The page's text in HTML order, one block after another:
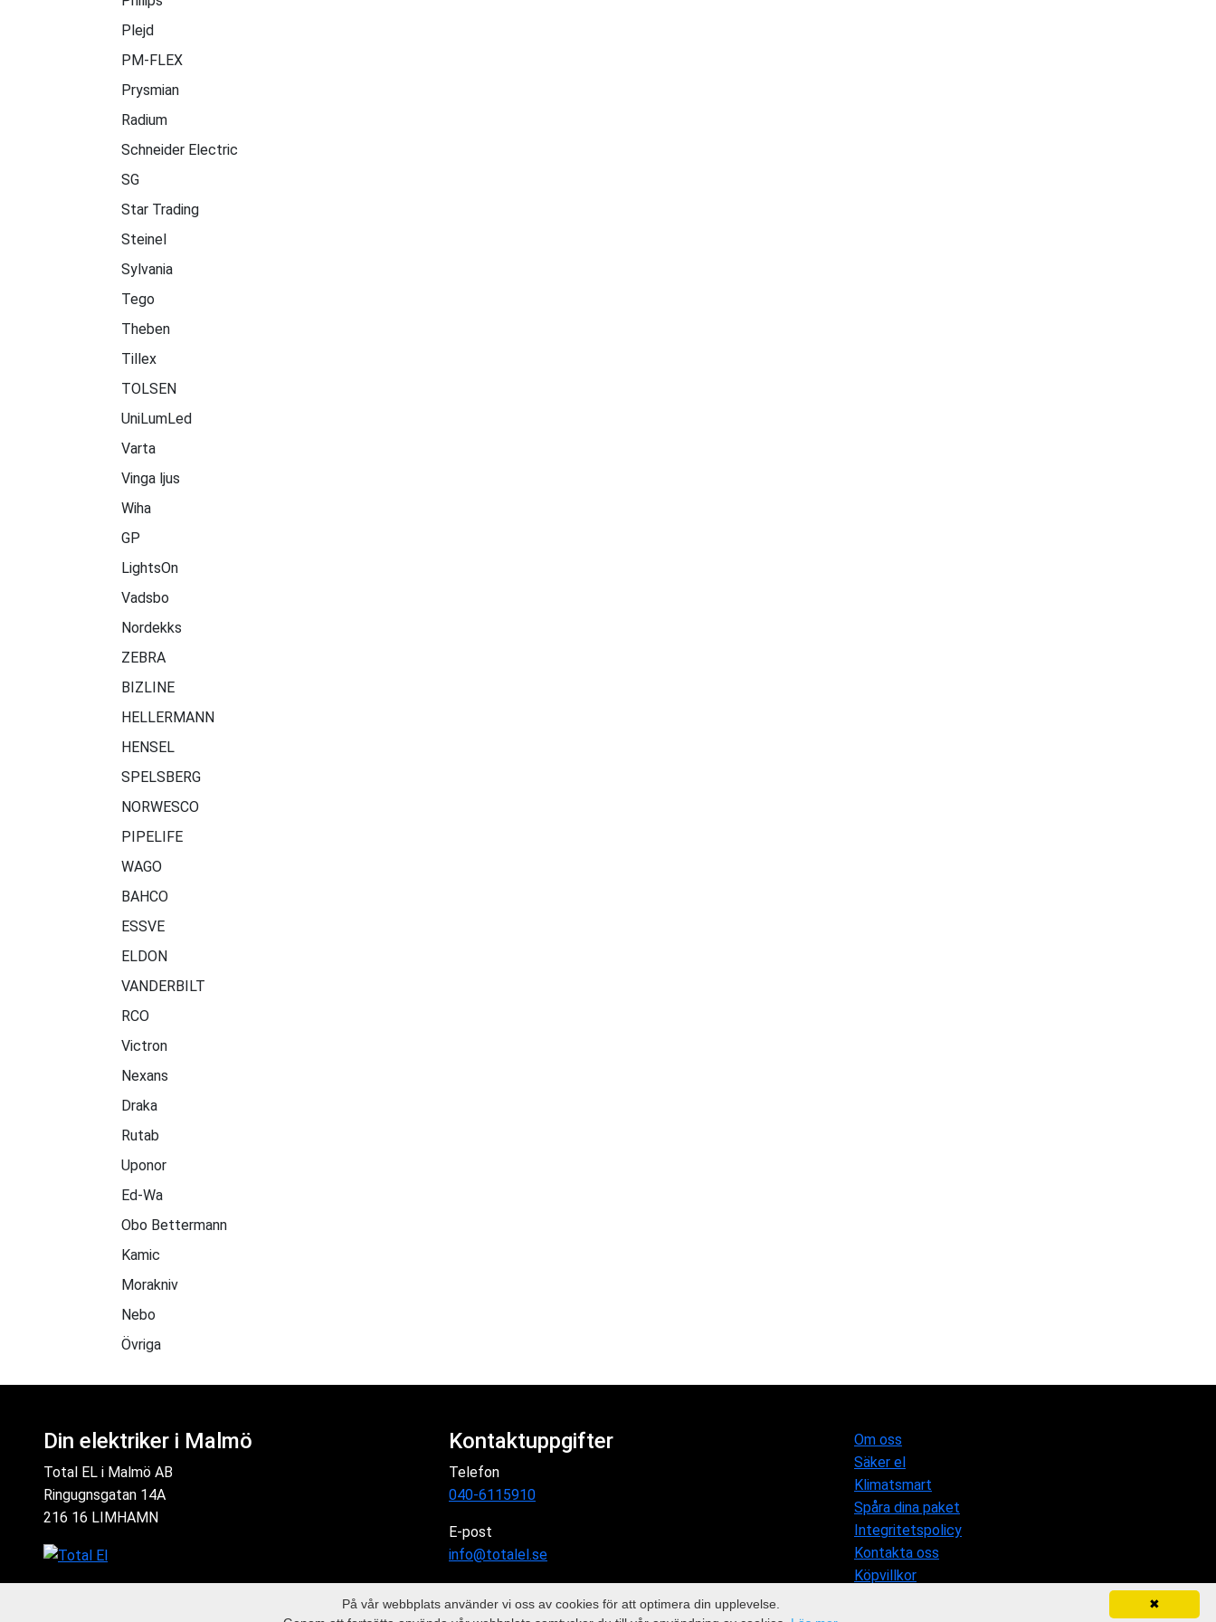
Plejd
PM-FLEX
Prysmian
Radium
Schneider Electric
SG
Star Trading
Steinel
Sylvania
Tego
Theben
Tillex
TOLSEN
UniLumLed
Varta
Vinga ljus
Wiha
GP
LightsOn
Vadsbo
Nordekks
ZEBRA
BIZLINE
HELLERMANN
HENSEL
SPELSBERG
NORWESCO
PIPELIFE
WAGO
BAHCO
ESSVE
ELDON
VANDERBILT
RCO
Victron
Nexans
Draka
Rutab
Uponor
Ed-Wa
Obo Bettermann
Kamic
Morakniv
Nebo
Övriga
Din elektriker i Malmö
Total EL i Malmö AB
Ringugnsgatan 14A
216 16 LIMHAMN
Kontaktuppgifter
Telefon
040-6115910
E-post
info@totalel.se
Om oss
Säker el
Klimatsmart
Spåra dina paket
Integritetspolicy
Kontakta oss
Köpvillkor
✖
På vår webbplats använder vi oss av cookies för att optimera din upplevelse.